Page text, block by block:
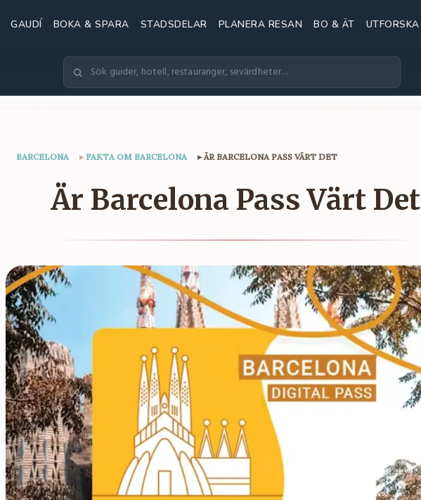
GAUDÍ BOKA & SPARA STADSDELAR PLANERA RESAN BO & ÄT UTFORSKA
BARCELONA ▸ FAKTA OM BARCELONA ▸ÄR BARCELONA PASS VÄRT DET
Är Barcelona Pass Värt Det